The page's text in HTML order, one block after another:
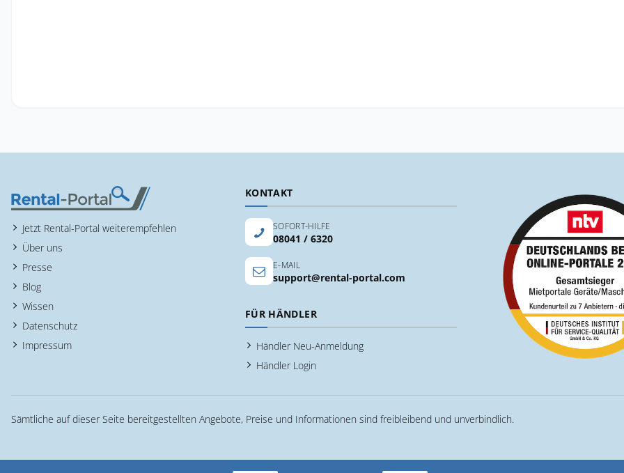
Jetzt Rental-Portal weiterempfehlen
Über uns
Presse
Blog
Wissen
Datenschutz
Impressum
KONTAKT
SOFORT-HILFE
08041 / 6320
E-MAIL
support@rental-portal.com
FÜR HÄNDLER
Händler Neu-Anmeldung
Händler Login
Sämtliche auf dieser Seite bereitgestellten Angebote, Preise und Informationen sind freibleibend und unverbindlich.